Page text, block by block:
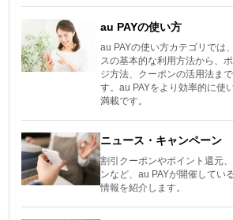
au PAYの使い方
au PAYの使い方カテゴリでは
スの基本的な利用方法から、
ジ方法、クーポンの活用法ま
す。au PAYをより効率的に使
満載です。
ニュース・キャンペーン
割引クーポンやポイント還元
ンなど、au PAYが開催してい
情報を紹介します。